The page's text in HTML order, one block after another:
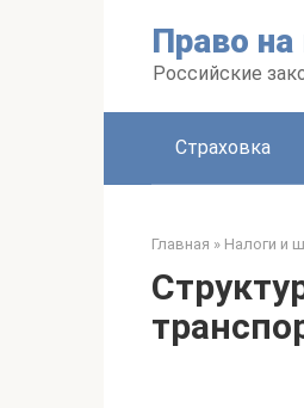
Право
Российские
Страховка
Главная » Налоги и